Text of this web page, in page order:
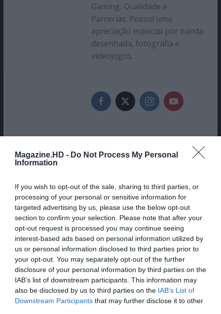
Magazine.HD - Do Not Process My Personal
Information
If you wish to opt-out of the sale, sharing to third parties, or
processing of your personal or sensitive information for
targeted advertising by us, please use the below opt-out
section to confirm your selection. Please note that after your
opt-out request is processed you may continue seeing
interest-based ads based on personal information utilized by
us or personal information disclosed to third parties prior to
your opt-out. You may separately opt-out of the further
disclosure of your personal information by third parties on the
IAB’s list of downstream participants. This information may
also be disclosed by us to third parties on the IAB’s List of
Downstream Participants that may further disclose it to other
Gaming, Qualidade e
Parcerias. Possui uma
apreciação especial por banda
desenhada, fotografia e
videojogos.
CAMPANHA DE DESCONTOS
(TEMPO MUITO LIMITADO)
3 LIVROS PARA COMPRAR EM
DESCONTO NA FEIRA DO LIVRO
ESTE FERIADO (4 DE JUNHO)
Share This Post: 0